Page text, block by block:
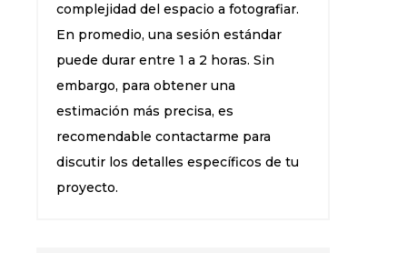
complejidad del espacio a fotografiar.
En promedio, una sesión estándar
puede durar entre 1 a 2 horas. Sin
embargo, para obtener una
estimación más precisa, es
recomendable contactarme para
discutir los detalles específicos de tu
proyecto.